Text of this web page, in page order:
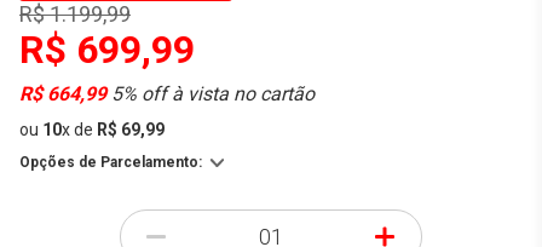
R$ 1.199,99
R$ 699,99
R$ 664,995% off à vista no cartão
ou 10xde R$ 69,99
Opções de Parcelamento:
- +